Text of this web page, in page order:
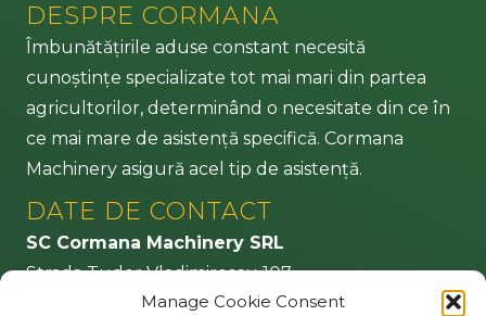
Manage Cookie Consent
DESPRE CORMANA
Îmbunătățirile aduse constant necesită
cunoștințe specializate tot mai mari din partea
agricultorilor, determinând o necesitate din ce în
ce mai mare de asistență specifică. Cormana
Machinery asigură acel tip de asistență.
DATE DE CONTACT
SC Cormana Machinery SRL
Strada Tudor Vladimirescu 107
CP 505200 Făgăraș – jud. Brașov